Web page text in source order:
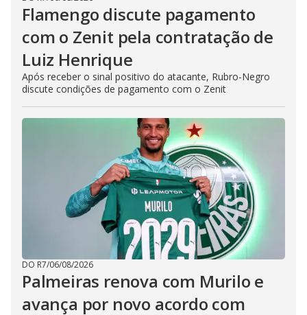
Flamengo discute pagamento
com o Zenit pela contratação de
Luiz Henrique
Após receber o sinal positivo do atacante, Rubro-Negro
discute condições de pagamento com o Zenit
DO R7/06/08/2026
Palmeiras renova com Murilo e
avança por novo acordo com